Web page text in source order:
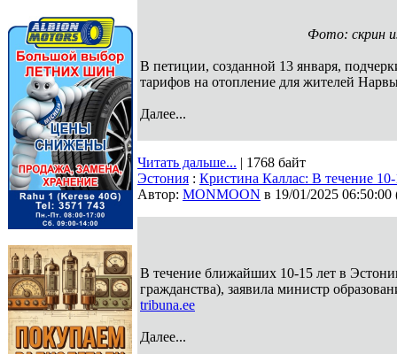
Фото: скрин
В петиции, созданной 13 января,
тарифов на отопление для жителей
Далее...
Читать дальше... | 1768 байт
Эстония : Кристина Каллас: В течение
Автор: MONMOON в 19/01/2025 06:50:00
В течение ближайших 10-15 лет в
гражданства), заявила министр
tribuna.ee
Далее...